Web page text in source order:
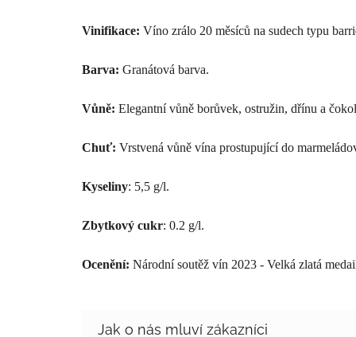
Vinifikace: Víno zrálo 20 měsíců na sudech typu
Barva: Granátová barva.
Vůně: Elegantní vůně borůvek, ostružin, dřínu a
Chuť: Vrstvená vůně vína prostupující do
Kyseliny: 5,5 g/l.
Zbytkový cukr: 0.2 g/l.
Ocenění: Národní soutěž vín 2023 - Velká zlatá